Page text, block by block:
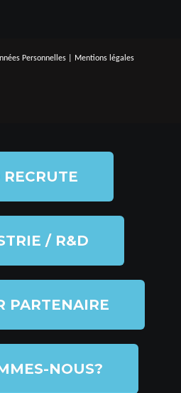
Personnelles Mentions légales
RECRUTE
/ R&D
PARTENAIRE
NOUS?